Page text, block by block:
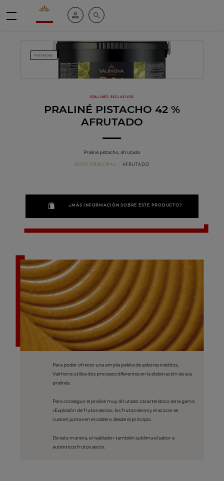
Valrhona - Imaginons le meilleur du chocolat
Mi cuentaBuscar
PISTACHO
PRALINÉS EXCLUSIVOS
PRALINÉ PISTACHO 42 %
AFRUTADO
Praliné pistacho, afrutado
NOTA PRINCIPAL AFRUTADO
¿MÁS INFORMACIÓN SOBRE ESTE PRODUCTO?
Para poder ofrecer una amplia paleta de sabores inéditos,
Valrhona utiliza dos procesos diferentes en la elaboración de sus
pralinés.
Para conseguir el praliné muy afrutado característico de la gama
«Explosión de frutos secos», los frutos secos y el azúcar se
cuecen juntos en el caldero desde el principio.
De esta manera, el «sablado» también sublima el sabor a
auténticos frutos secos.